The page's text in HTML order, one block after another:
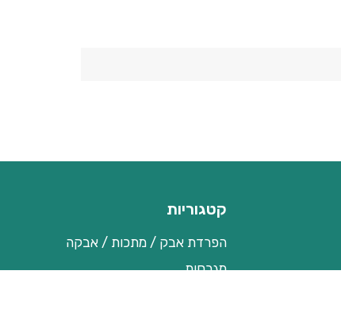
קטגוריות
הפרדת אבק / מתכות / אבקה
מגרסות